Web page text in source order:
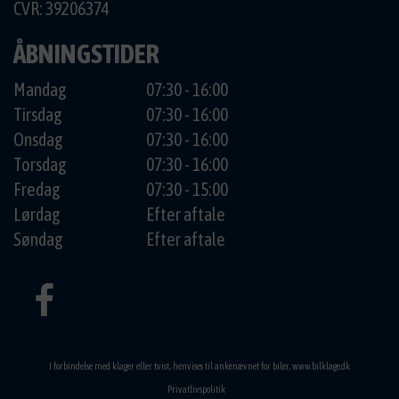
CVR: 39206374
ÅBNINGSTIDER
Mandag
07:30 - 16:00
Tirsdag
07:30 - 16:00
Onsdag
07:30 - 16:00
Torsdag
07:30 - 16:00
Fredag
07:30 - 15:00
Lørdag
Efter aftale
Søndag
Efter aftale
I forbindelse med klager eller tvist, henvises til ankenævnet for biler,www.bilklage.dk
Privatlivspolitik